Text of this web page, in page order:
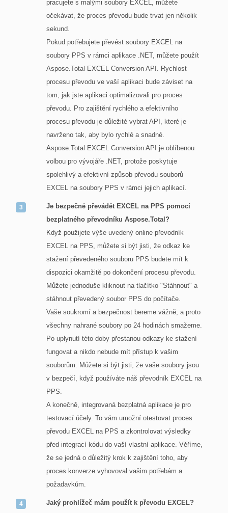
pracujete s malými soubory EXCEL, můžete
očekávat, že proces převodu bude trvat jen několik
sekund.
Pokud potřebujete převést soubory EXCEL na
soubory PPS v rámci aplikace .NET, můžete použít
Aspose.Total EXCEL Conversion API. Rychlost
procesu převodu ve vaší aplikaci bude záviset na
tom, jak jste aplikaci optimalizovali pro proces
převodu. Pro zajištění rychlého a efektivního
procesu převodu je důležité vybrat API, které je
navrženo tak, aby bylo rychlé a snadné.
Aspose.Total EXCEL Conversion API je oblíbenou
volbou pro vývojáře .NET, protože poskytuje
spolehlivý a efektivní způsob převodu souborů
EXCEL na soubory PPS v rámci jejich aplikací.
Je bezpečné převádět EXCEL na PPS pomocí
bezplatného převodníku Aspose.Total?
Když použijete výše uvedený online převodník
EXCEL na PPS, můžete si být jisti, že odkaz ke
stažení převedeného souboru PPS budete mít k
dispozici okamžitě po dokončení procesu převodu.
Můžete jednoduše kliknout na tlačítko "Stáhnout" a
stáhnout převedený soubor PPS do počítače.
Vaše soukromí a bezpečnost bereme vážně, a proto
všechny nahrané soubory po 24 hodinách smažeme.
Po uplynutí této doby přestanou odkazy ke stažení
fungovat a nikdo nebude mít přístup k vašim
souborům. Můžete si být jisti, že vaše soubory jsou
v bezpečí, když používáte náš převodník EXCEL na
PPS.
A konečně, integrovaná bezplatná aplikace je pro
testovací účely. To vám umožní otestovat proces
převodu EXCEL na PPS a zkontrolovat výsledky
před integrací kódu do vaší vlastní aplikace. Věříme,
že se jedná o důležitý krok k zajištění toho, aby
proces konverze vyhovoval vašim potřebám a
požadavkům.
Jaký prohlížeč mám použít k převodu EXCEL?